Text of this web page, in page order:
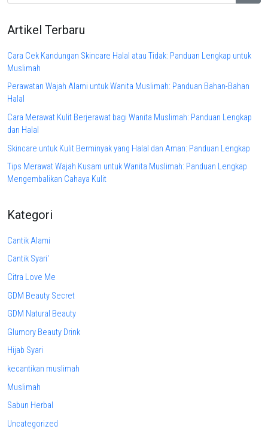
Artikel Terbaru
Cara Cek Kandungan Skincare Halal atau Tidak: Panduan Lengkap untuk
Muslimah
Perawatan Wajah Alami untuk Wanita Muslimah: Panduan Bahan-Bahan
Halal
Cara Merawat Kulit Berjerawat bagi Wanita Muslimah: Panduan Lengkap
dan Halal
Skincare untuk Kulit Berminyak yang Halal dan Aman: Panduan Lengkap
Tips Merawat Wajah Kusam untuk Wanita Muslimah: Panduan Lengkap
Mengembalikan Cahaya Kulit
Kategori
Cantik Alami
Cantik Syari'
Citra Love Me
GDM Beauty Secret
GDM Natural Beauty
Glumory Beauty Drink
Hijab Syari
kecantikan muslimah
Muslimah
Sabun Herbal
Uncategorized